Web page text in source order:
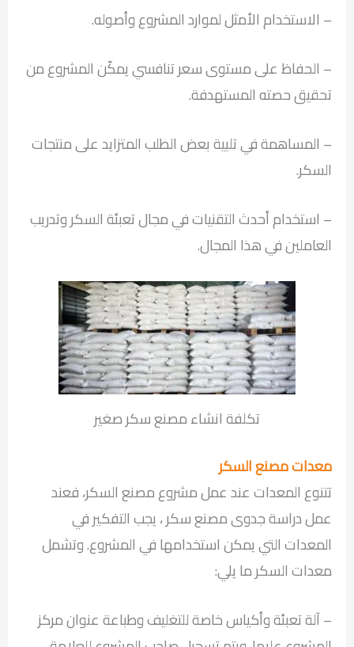
– الاستخدام الأمثل لموارد المشروع وأصوله.
– الحفاظ على مستوى سعر تنافسي يمكّن المشروع من
تحقيق حصته المستهدفة.
– المساهمة في تلبية بعض الطلب المتزايد على منتجات
السكر.
– استخدام أحدث التقنيات في مجال تعبئة السكر وتدريب
العاملين في هذا المجال.
تكلفة انشاء مصنع سكر صغير
معدات مصنع السكر
تتنوع المعدات عند عمل مشروع مصنع السكر، فعند
عمل دراسة جدوى مصنع سكر ، يجب التفكير في
المعدات التي يمكن استخدامها في المشروع. وتشمل
معدات السكر ما يلي:
– آلة تعبئة وأكياس خاصة للتغليف وطباعة عنوان مركز